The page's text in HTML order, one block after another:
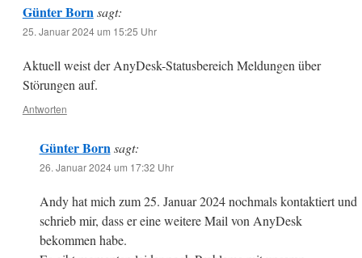
Günter Born sagt:
25. Januar 2024 um 15:25 Uhr
Aktuell weist der AnyDesk-Statusbereich Meldungen über
Störungen auf.
Antworten
Günter Born sagt:
26. Januar 2024 um 17:32 Uhr
Andy hat mich zum 25. Januar 2024 nochmals kontaktiert und
schrieb mir, dass er eine weitere Mail von AnyDesk
bekommen habe.